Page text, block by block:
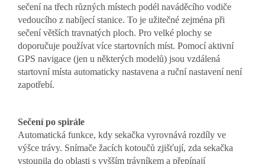
sečení na třech různých místech podél naváděcího vodiče
vedoucího z nabíjecí stanice. To je užitečné zejména při
sečení větších travnatých ploch. Pro velké plochy se
doporučuje používat více startovních míst. Pomocí aktivní
GPS navigace (jen u některých modelů) jsou vzdálená
startovní místa automaticky nastavena a ruční nastavení není
zapotřebí.
Sečení po spirále
Automatická funkce, kdy sekačka vyrovnává rozdíly ve
výšce trávy. Snímače žacích kotoučů zjišťují, zda sekačka
vstoupila do oblasti s vyšším trávníkem a přepínají